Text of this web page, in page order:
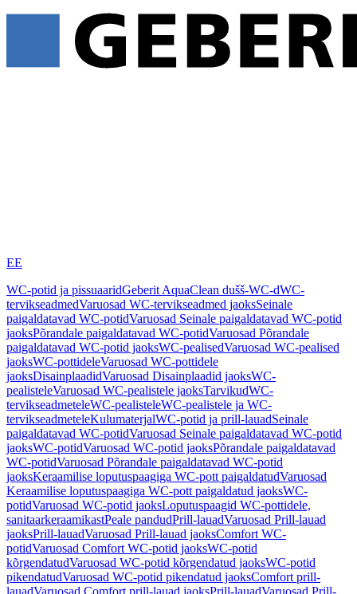
EE
WC-potid ja pissuaaridGeberit AquaClean dušš-WC-dWC-
tervikseadmedVaruosad WC-tervikseadmed jaoksSeinale
paigaldatavad WC-potidVaruosad Seinale paigaldatavad WC-potid
jaoksPõrandale paigaldatavad WC-potidVaruosad Põrandale
paigaldatavad WC-potid jaoksWC-pealisedVaruosad WC-pealised
jaoksWC-pottideleVaruosad WC-pottidele
jaoksDisainplaadidVaruosad Disainplaadid jaoksWC-
pealisteleVaruosad WC-pealistele jaoksTarvikudWC-
tervikseadmeteleWC-pealisteleWC-pealistele ja WC-
tervikseadmeteleKulumaterjalWC-potid ja prill-lauadSeinale
paigaldatavad WC-potidVaruosad Seinale paigaldatavad WC-potid
jaoksWC-potidVaruosad WC-potid jaoksPõrandale paigaldatavad
WC-potidVaruosad Põrandale paigaldatavad WC-potid
jaoksKeraamilise loputuspaagiga WC-pott paigaldatudVaruosad
Keraamilise loputuspaagiga WC-pott paigaldatud jaoksWC-
potidVaruosad WC-potid jaoksLoputuspaagid WC-pottidele,
sanitaarkeraamikastPeale pandudPrill-lauadVaruosad Prill-lauad
jaoksPrill-lauadVaruosad Prill-lauad jaoksComfort WC-
potidVaruosad Comfort WC-potid jaoksWC-potid
kõrgendatudVaruosad WC-potid kõrgendatud jaoksWC-potid
pikendatudVaruosad WC-potid pikendatud jaoksComfort prill-
lauadVaruosad Comfort prill-lauad jaoksPrill-lauadVaruosad Prill-